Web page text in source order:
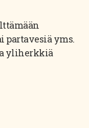
partavesiä yms.
yliherkkiä